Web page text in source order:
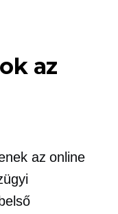
az
az online